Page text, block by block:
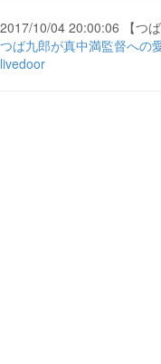
2017/10/04 20:00:06 【つば
つば九郎が真中満監督への
livedoor